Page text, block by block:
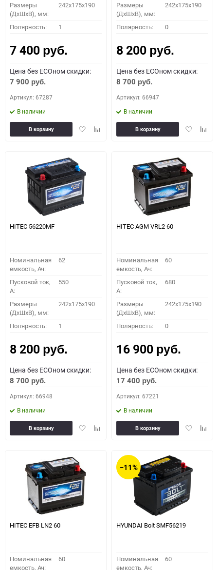
Размеры
(ДхШхВ), мм:
242x175x190
Полярность: 1
7 400 руб.
Цена без ECOном скидки:
7 900 руб.
Артикул: 67287
В наличии
ДобавитьДобавить
В корзину
Размеры
(ДхШхВ), мм:
242x175x190
Полярность: 0
8 200 руб.
Цена без ECOном скидки:
8 700 руб.
Артикул: 66947
В наличии
Добавить
В корзину
HITEC 56220MF
Номинальная
емкость, Ач:
62
Пусковой ток,
A:
550
Размеры
(ДхШхВ), мм:
242x175x190
Полярность: 1
8 200 руб.
Цена без ECOном скидки:
8 700 руб.
Артикул: 66948
В наличии
ДобавитьДобавить
В корзину
HITEC AGM VRL2 60
Номинальная
емкость, Ач:
60
Пусковой ток,
A:
680
Размеры
(ДхШхВ), мм:
242x175x190
Полярность: 0
16 900 руб.
Цена без ECOном скидки:
17 400 руб.
Артикул: 67221
В наличии
Добавить
В корзину
HITEC EFB LN2 60
Номинальная
емкость, Ач:
60
−11%
HYUNDAI Bolt SMF56219
Номинальная
емкость, Ач:
60